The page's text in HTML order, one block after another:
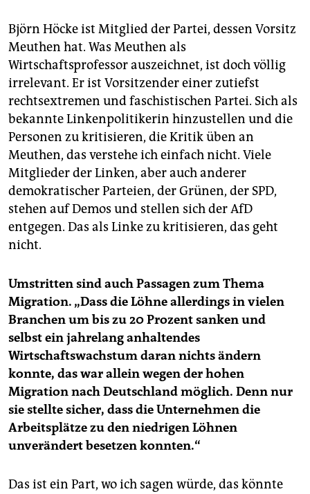
Björn Höcke ist Mitglied der Partei, dessen Vorsitz
Meuthen hat. Was Meuthen als
Wirtschaftsprofessor auszeichnet, ist doch völlig
irrelevant. Er ist Vorsitzender einer zutiefst
rechtsextremen und faschistischen Partei. Sich als
bekannte Linkenpolitikerin hinzustellen und die
Personen zu kritisieren, die Kritik üben an
Meuthen, das verstehe ich einfach nicht. Viele
Mitglieder der Linken, aber auch anderer
demokratischer Parteien, der Grünen, der SPD,
stehen auf Demos und stellen sich der AfD
entgegen. Das als Linke zu kritisieren, das geht
nicht.
Umstritten sind auch Passagen zum Thema
Migration. „Dass die Löhne allerdings in vielen
Branchen um bis zu 20 Prozent sanken und
selbst ein jahrelang anhaltendes
Wirtschaftswachstum daran nichts ändern
konnte, das war allein wegen der hohen
Migration nach Deutschland möglich. Denn nur
sie stellte sicher, dass die Unternehmen die
Arbeitsplätze zu den niedrigen Löhnen
unverändert besetzen konnten.“
Das ist ein Part, wo ich sagen würde, das könnte